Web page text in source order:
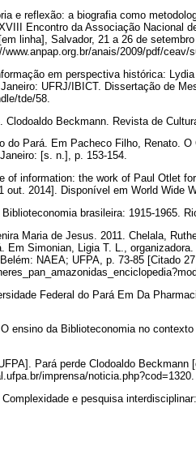
e reflexão: a biografia como
Encontro da Associação Nacional
linha], Salvador, 21 a 26 de
anais/2009/pdf/ceav/
em perspectiva histórica:
UFRJ/IBICT. Dissertação de
tde/58.
Beckmann. Revista de
do Pará. Em Pacheco Filho, Renato.
[s. n.], p. 153-154.
of information: the work of Paul Otlet
out. 2014]. Disponível em World Wide
brasileira: 1915-1965.
Maria de Jesus. 2011. Chelala,
Em Simonian, Ligia T. L.,
NAEA; UFPA, p. 73-85 [Citado
Federal do Pará Em Da
ensino da Biblioteconomia no
Pará perde Clodoaldo
imprensa/noticia.php?cod=1320.
e pesquisa